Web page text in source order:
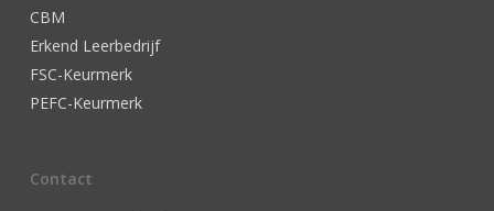
CBM
Erkend Leerbedrijf
FSC-Keurmerk
PEFC-Keurmerk
Contact